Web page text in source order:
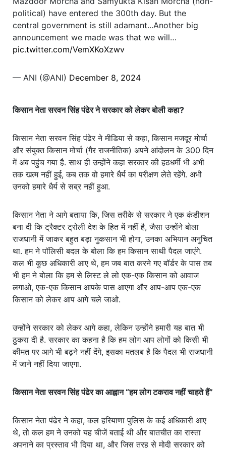
political) have entered the 300th day. But the
central government is still adamant...Another big
announcement we made was that we will…
pic.twitter.com/VemXKoXzwv
— ANI (@ANI) December 8, 2024
किसान नेता सरवन सिंह पंढेर ने सरकार को लेकर बोली कहा?
किसान नेता सरवन सिंह पंढेर ने मीडिया से कहा, किसान मजदूर मोर्चा
और संयुक्त किसान मोर्चा (गैर राजनीतिक) अपने आंदोलन के 300 दिन
में अब पहुंच गया है. साथ ही उन्होंने कहा सरकार की हठधर्मी भी अभी
तक खत्म नहीं हुई, कब तक वो हमारे धैर्य का परीक्षण लेते रहेंगे. अभी
उनको हमारे धैर्य से सब्र नहीं हुआ.
किसान नेता ने आगे बताया कि, जिस तरीके से सरकार ने एक कंडीशन
बना दी कि ट्रैक्टर ट्रोली देश के हित में नहीं है, जैसा उन्होंने बोला
राजधानी में जाकर बहुत बड़ा नुकसान भी होगा, उनका अभियान अनुचित
था. हम ने पॉलिसी बदल के बोला कि हम किसान साथी पैदल जाएंगे.
कल भी कुछ अधिकारी आए थे, हम जब बात करने गए बॉर्डर के पास तब
भी हम ने बोला कि हम से लिस्ट ले लो एक-एक किसान को आवाज
लगाओ, एक-एक किसान आपके पास आएगा और आप-आप एक-एक
किसान को लेकर आप आगे चले जाओ.
उन्होंने सरकार को लेकर आगे कहा, लेकिन उन्होंने हमारी यह बात भी
ठुकरा दी है. सरकार का कहना है कि हम लोग आप लोगों को किसी भी
कीमत पर आगे भी बढ़ने नहीं देंगे, इसका मतलब है कि पैदल भी राजधानी
में जाने नहीं दिया जाएगा.
किसान नेता सरवन सिंह पंढेर का आह्वान “हम लोग टकराव नहीं चाहते हैं”
किसान नेता पंढेर ने कहा, कल हरियाणा पुलिस के कई अधिकारी आए
थे, तो कल हम ने उनको यह चीजें बताई थी और बातचीत का रास्ता
अपनाने का प्रस्ताव भी दिया था, और जिस तरह से मोदी सरकार को